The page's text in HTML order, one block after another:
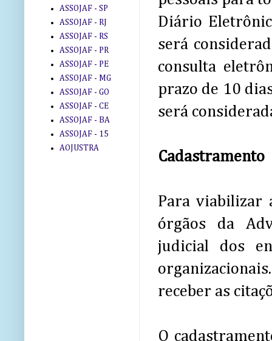
Diário
será
consulta
prazo de 10
será
Cadastramento
Para viabilizar
órgãos da
judicial dos
receber as
O
ASSOJAF - SP
ASSOJAF - RJ
ASSOJAF - RS
ASSOJAF - PR
ASSOJAF - PE
ASSOJAF - MG
ASSOJAF - GO
ASSOJAF - CE
ASSOJAF - BA
ASSOJAF - 15
AOJUSTRA